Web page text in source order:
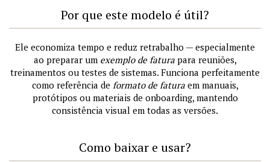
Por que este modelo é útil?
Ele economiza tempo e reduz retrabalho — especialmente
ao preparar um exemplo de faturapara reuniões,
treinamentos ou testes de sistemas. Funciona perfeitamente
como referência de formato de faturaem manuais,
protótipos ou materiais de onboarding, mantendo
consistência visual em todas as versões.
Como baixar e usar?